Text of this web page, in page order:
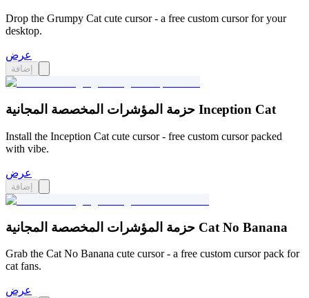
Drop the Grumpy Cat cute cursor - a free custom cursor for your
desktop.
عرض
إضافة
حزمة المؤشرات المخصصة المجانية Inception Cat
Install the Inception Cat cute cursor - free custom cursor packed
with vibe.
عرض
إضافة
حزمة المؤشرات المخصصة المجانية Cat No Banana
Grab the Cat No Banana cute cursor - a free custom cursor pack for
cat fans.
عرض